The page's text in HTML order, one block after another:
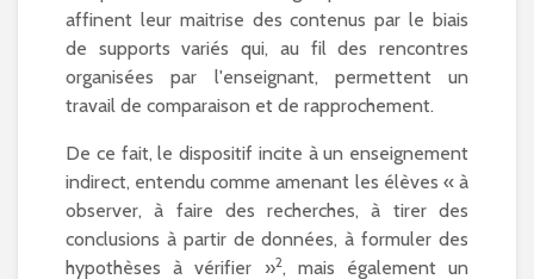
affinent leur maitrise des contenus par le biais
de supports variés qui, au fil des rencontres
organisées par l'enseignant, permettent un
travail de comparaison et de rapprochement.
De ce fait, le dispositif incite à un enseignement
indirect, entendu comme amenant les élèves « à
observer, à faire des recherches, à tirer des
conclusions à partir de données, à formuler des
hypothèses à vérifier »2, mais également un